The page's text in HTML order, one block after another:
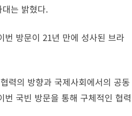
는 밝혔다.
번 방문이 21년 만에 성사된 브라
력의 방향과 국제사회에서의 공동
국빈 방문을 통해 구체적인 협력